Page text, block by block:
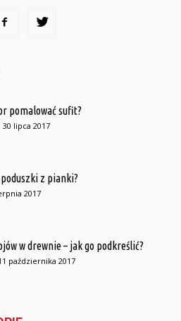
pomalować sufit?
30 lipca 2017
z pianki?
2017
w drewnie – jak go podkreślić?
października 2017